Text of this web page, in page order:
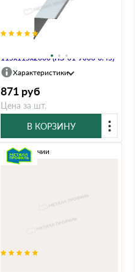
115х115х2000 (ПЭ-01-9006-0.45)
Характеристики
871 руб
Цена за шт.
В КОРЗИНУ
В наличии